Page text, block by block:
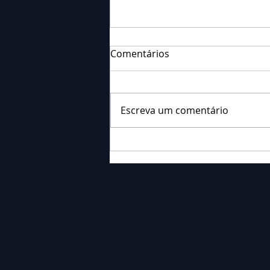
Ornieski
Comentários
Escreva um comentário